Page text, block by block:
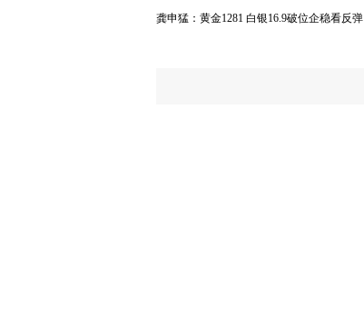
龚申猛：黄金1281 白银16.9破位企稳看反弹